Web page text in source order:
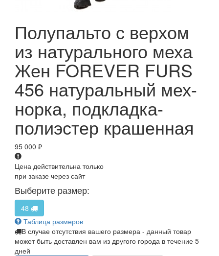
Полупальто с верхом
из натурального меха
Жен FOREVER FURS
456 натуральный мех-
норка, подкладка-
полиэстер крашенная
95 000 ₽
Цена действительна только
при заказе через сайт
Выберите размер:
48
Таблица размеров
В случае отсутствия вашего размера - данный товар
может быть доставлен вам из другого города в течение 5
дней